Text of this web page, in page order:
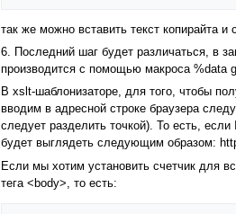
так же можно вставить текст копирайта и
6. Последний шаг будет различаться, в
производится с помощью макроса %data
В xslt-шаблонизаторе, для того, чтобы
вводим в адресной строке браузера
следует разделить точкой). То есть,
будет выглядеть следующим образом:
Если мы хотим установить счетчик для
тега <body>, то есть: